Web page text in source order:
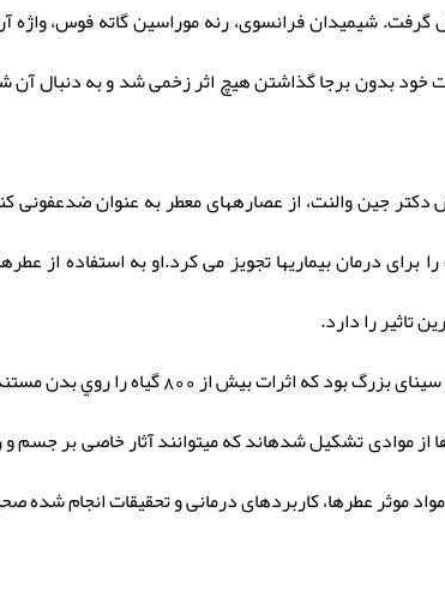
در سال1930 دوباره شکل گرفت. شیمیدان فرانسوی، رنه موراسین
بدون برجا گذاشتن هیچ اثر زخمی شد و به دنبال آن
جین والنت، از عصارههای معطر به عنوان ضدعفونی
درمان بیماریها تجویز می کرد.او به استفاده از
تاثیر را دارد.
بدن مستند ساخت و روش استخراخ روغنهاي اساسي را بنيان گذاشت .
موادی تشکیل شدهاند که میتوانند آثار خاصی بر جسم و
موثر عطرها، کاربردهای درمانی و تحقیقات انجام شده